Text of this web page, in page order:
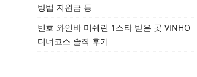
방법 지원금 등
빈호 와인바 미쉐린 1스타 받은 곳 VINHO
디너코스 솔직 후기